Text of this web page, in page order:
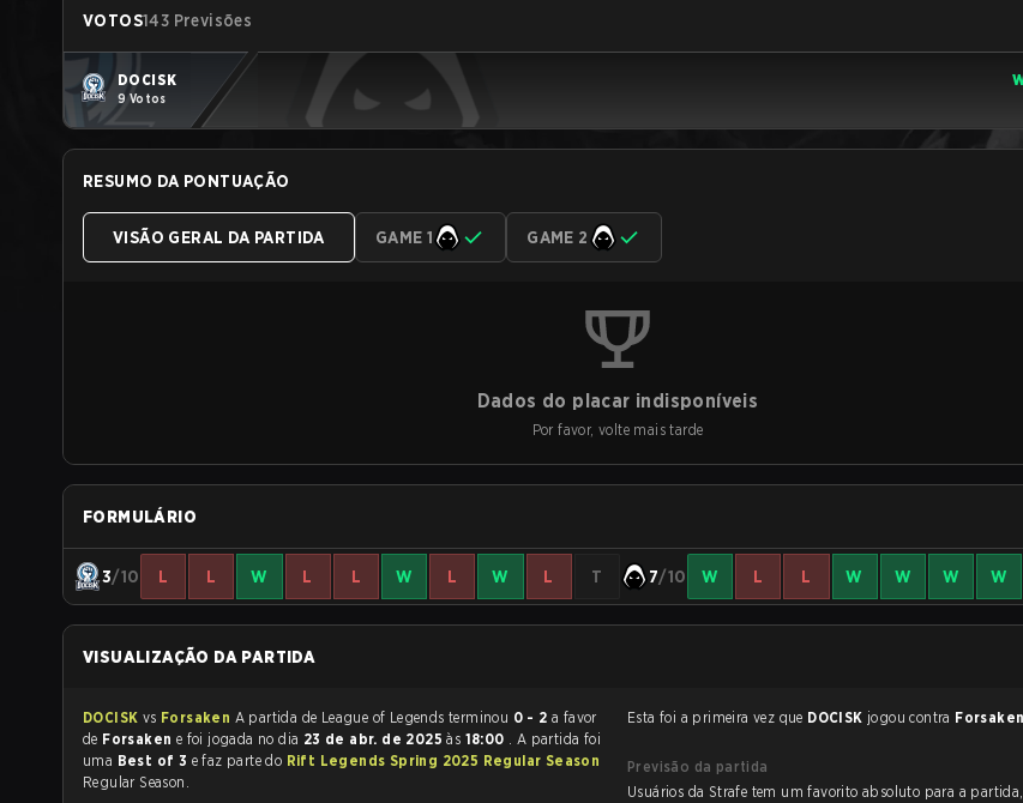
VOTOS143 Previsões
DOCISK
9 Votos
RESUMO DA PONTUAÇÃO
VISÃO GERAL DA PARTIDA GAME 1 GAME 2
Dados do placar indisponíveis
Por favor, volte mais tarde
FORMULÁRIO
3/10 L L W L L W L W L T 7/10 W L L W W W W
VISUALIZAÇÃO DA PARTIDA
DOCISK vs Forsaken A partida de League of Legends terminou 0 - 2
de Forsaken e foi jogada no dia 23 de abr. de 2025às 18:00 . A partida foi
uma Best of 3 e faz parte do Rift Legends Spring 2025 Regular Season
Regular Season.
Esta foi a primeira vez que DOCISK jogou contra Forsaken
Previsão da partida
Usuários da Strafe tem um favorito absoluto para a partida, e preveem a vitória